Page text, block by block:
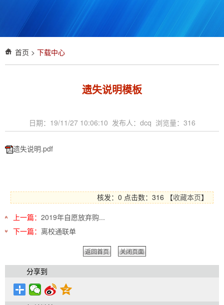
首页 > 下载中心
遗失说明模板
日期：19/11/27 10:06:10 发布人：dcq 浏览量： 316
遗失说明.pdf
核发：0 点击数：316 【收藏本页】
上一篇： 2019年自愿放弃购...
下一篇： 离校通联单
返回首页 关闭页面
分享到